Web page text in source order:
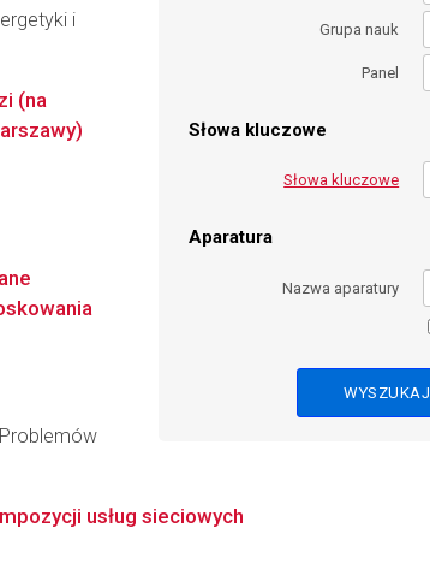
Grupa nauk
Panel
Słowa kluczowe
Słowa kluczowe
Aparatura
Nazwa aparatury
i
(na
usług sieciowych